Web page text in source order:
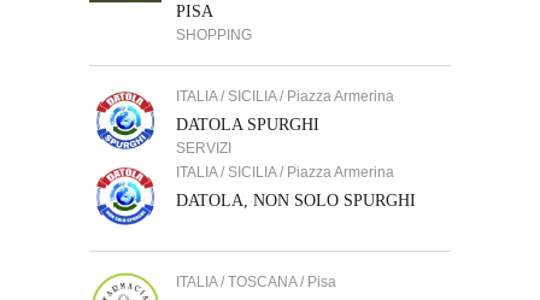
PISA
SHOPPING
ITALIA / SICILIA / Piazza Armerina
DATOLA SPURGHI
SERVIZI
ITALIA / SICILIA / Piazza Armerina
DATOLA, NON SOLO SPURGHI
ITALIA / TOSCANA / Pisa